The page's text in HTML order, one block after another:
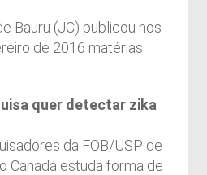
Bauru (JC) publicou nos
de 2016 matérias
quer detectar zika
da FOB/USP de
Canadá estuda forma de